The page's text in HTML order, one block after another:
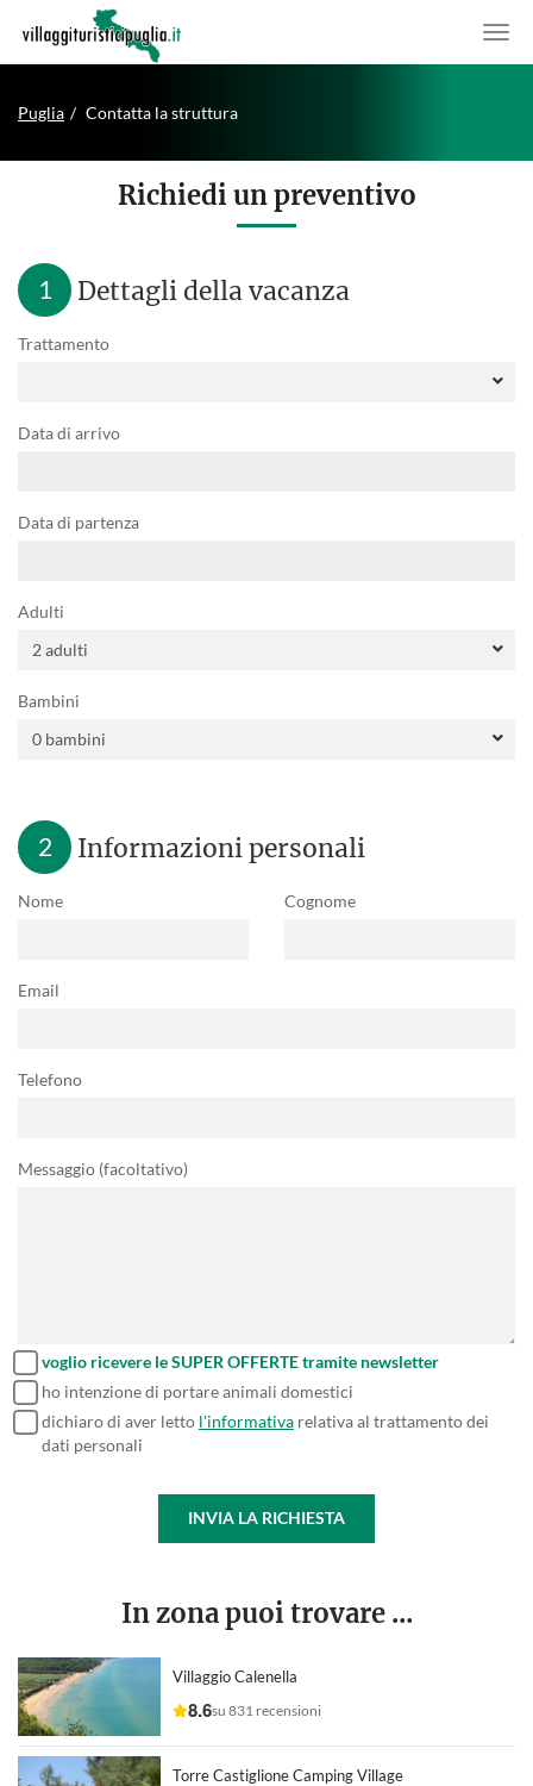
Puglia Contatta la struttura
Richiedi un preventivo
1 Dettagli della vacanza
Trattamento
Data di arrivo
Data di partenza
Adulti
Bambini
2 Informazioni personali
Nome Cognome
Email
Telefono
Messaggio (facoltativo)
voglio ricevere le SUPER OFFERTE tramite newsletter
ho intenzione di portare animali domestici
dichiaro di aver letto l'informativa relativa al trattamento dei
dati personali
INVIA LA RICHIESTA
In zona puoi trovare ...
Villaggio Calenella
8.6su 831 recensioni
Torre Castiglione Camping Village